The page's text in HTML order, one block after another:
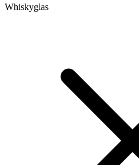
Whiskyglas